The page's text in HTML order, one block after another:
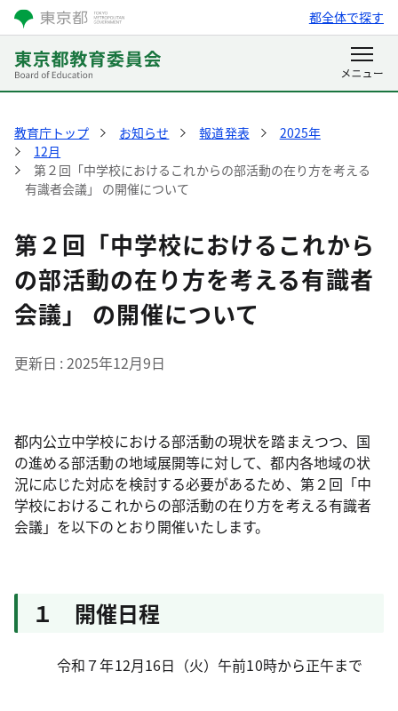
都全体で探す
教育庁トップ お知らせ 報道発表
2025年
12月
第２回「中学校におけるこれからの部活動の在り方を考える
有識者会議」 の開催について
第２回「中学校におけるこれから
の部活動の在り方を考える有識者
会議」 の開催について
更新日 2025年12月9日
都内公立中学校における部活動の現状を踏まえつつ、国
の進める部活動の地域展開等に対して、都内各地域の状
況に応じた対応を検討する必要があるため、第２回「中
学校におけるこれからの部活動の在り方を考える有識者
会議」を以下のとおり開催いたします。
１ 開催日程
令和７年12月16日（火）午前10時から正午まで